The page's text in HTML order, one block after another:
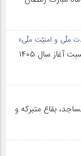
ملّی و امنیّت ملّی»
آغاز سال ۱۴۰۵
بقاع متبرکه‌ و